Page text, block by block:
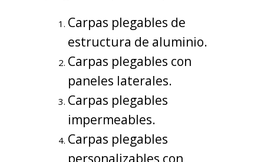
Carpas plegables de
estructura de aluminio.
Carpas plegables con
paneles laterales.
Carpas plegables
impermeables.
Carpas plegables
personalizables con